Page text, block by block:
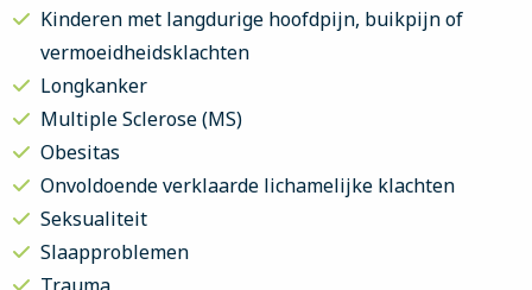
Kinderen met langdurige hoofdpijn, buikpijn of
vermoeidheidsklachten
Longkanker
Multiple Sclerose (MS)
Obesitas
Onvoldoende verklaarde lichamelijke klachten
Seksualiteit
Slaapproblemen